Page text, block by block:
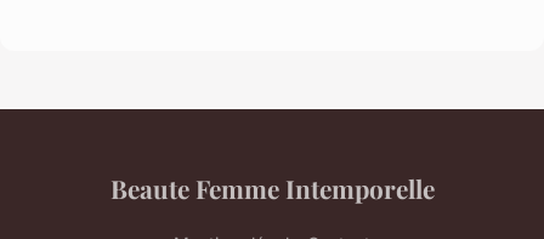
Beaute Femme Intemporelle